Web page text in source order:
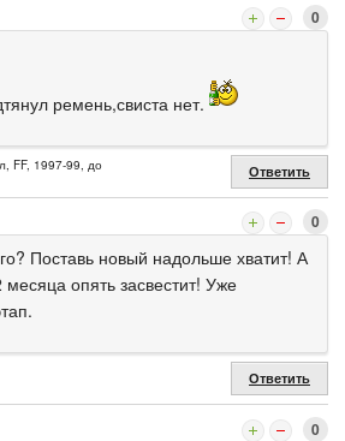
0
ремень,свиста нет.
FF, 1997-99, до
Ответить
0
Поставь новый надольше хватит! А
месяца опять засвестит! Уже
Ответить
0